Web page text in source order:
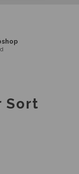
Sort